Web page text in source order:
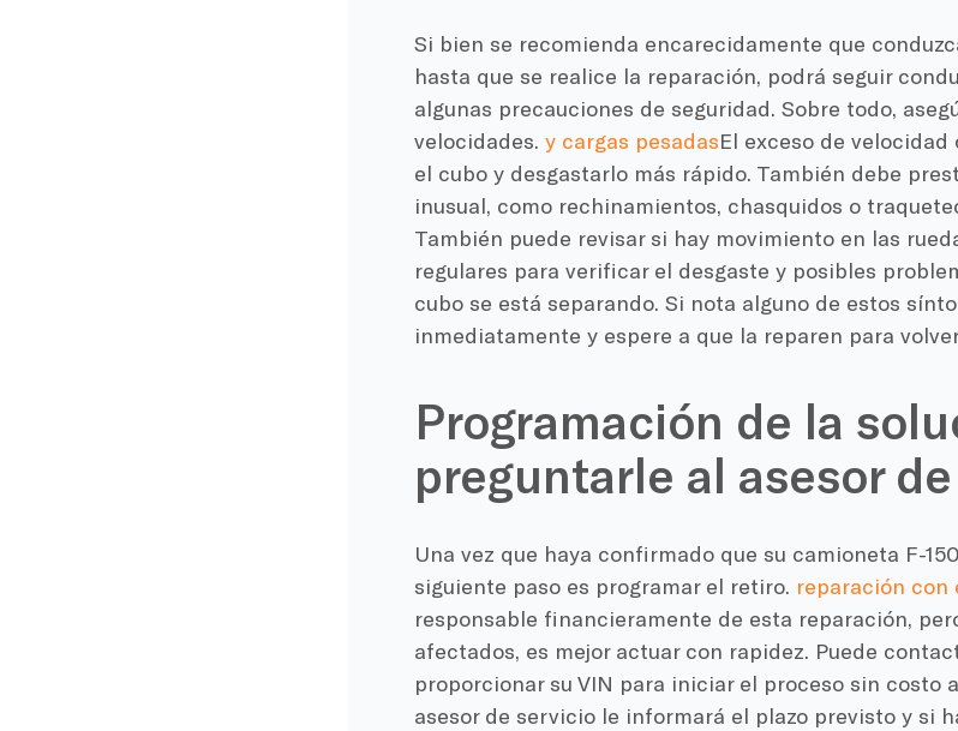
Si bien se recomienda encarecidamente que
hasta que se realice la reparación, podrá seguir
algunas precauciones de seguridad. Sobre todo,
velocidades. y cargas pesadasEl exceso de
el cubo y desgastarlo más rápido. También debe
inusual, como rechinamientos, chasquidos o
También puede revisar si hay movimiento en las
regulares para verificar el desgaste y posibles
cubo se está separando. Si nota alguno de estos
inmediatamente y espere a que la reparen para
Programación de la
preguntarle al asesor
Una vez que haya confirmado que su camioneta F-
siguiente paso es programar el retiro. reparación con
responsable financieramente de esta reparación,
afectados, es mejor actuar con rapidez. Puede
proporcionar su VIN para iniciar el proceso sin costo
asesor de servicio le informará el plazo previsto y si